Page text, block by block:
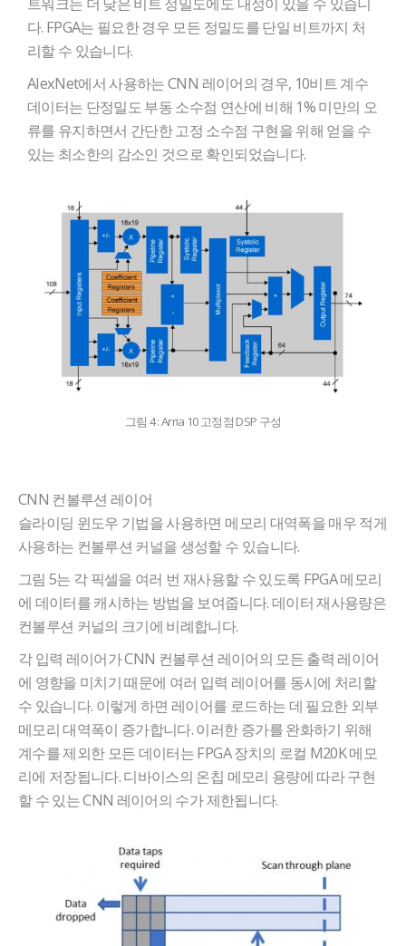
다. FPGA는 필요한 경우 모든 정밀도를 단일 비트까지 처
리할 수 있습니다.
AlexNet에서 사용하는 CNN 레이어의 경우, 10비트 계수
데이터는 단정밀도 부동 소수점 연산에 비해 1% 미만의 오
류를 유지하면서 간단한 고정 소수점 구현을 위해 얻을 수
있는 최소한의 감소인 것으로 확인되었습니다.
그림 4 : Arria 10 고정점 DSP 구성
CNN 컨볼루션 레이어
슬라이딩 윈도우 기법을 사용하면 메모리 대역폭을 매우 적게
사용하는 컨볼루션 커널을 생성할 수 있습니다.
그림 5는 각 픽셀을 여러 번 재사용할 수 있도록 FPGA 메모리
에 데이터를 캐시하는 방법을 보여줍니다. 데이터 재사용량은
컨볼루션 커널의 크기에 비례합니다.
각 입력 레이어가 CNN 컨볼루션 레이어의 모든 출력 레이어
에 영향을 미치기 때문에 여러 입력 레이어를 동시에 처리할
수 있습니다. 이렇게 하면 레이어를 로드하는 데 필요한 외부
메모리 대역폭이 증가합니다. 이러한 증가를 완화하기 위해
계수를 제외한 모든 데이터는 FPGA 장치의 로컬 M20K 메모
리에 저장됩니다. 디바이스의 온칩 메모리 용량에 따라 구현
할 수 있는 CNN 레이어의 수가 제한됩니다.